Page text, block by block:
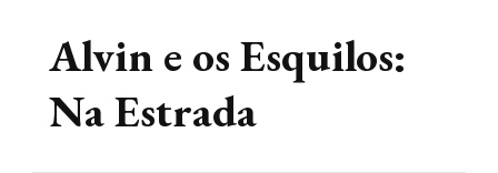
Alvin e os Esquilos:
Na Estrada